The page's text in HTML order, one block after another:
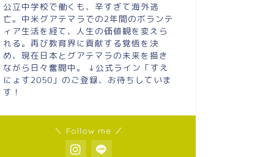
公立中学校で働くも、辛すぎて海外逃
亡。中米グアテマラでの2年間のボランテ
ィア生活を経て、人生の価値観を変えら
れる。再び教育界に貢献する覚悟を決
め、現在日本とグアテマラの未来を描き
ながら日々奮闘中。 ↓公式ライン「すえ
にょす2050」のご登録、お待ちしていま
す！
＼ Follow me ／